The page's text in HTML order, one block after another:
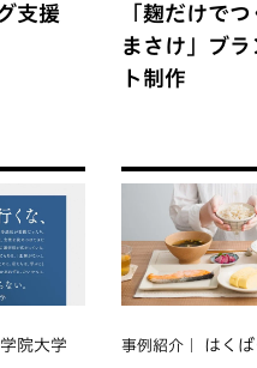
支援
「麹だけで
まさけ」ブラ
ト制作
院大学 事例紹介 はくば